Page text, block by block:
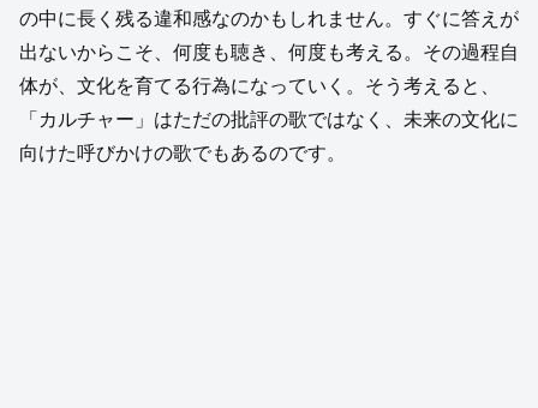
の中に長く残る違和感なのかもしれません。すぐに答えが
出ないからこそ、何度も聴き、何度も考える。その過程自
体が、文化を育てる行為になっていく。そう考えると、
「カルチャー」はただの批評の歌ではなく、未来の文化に
向けた呼びかけの歌でもあるのです。